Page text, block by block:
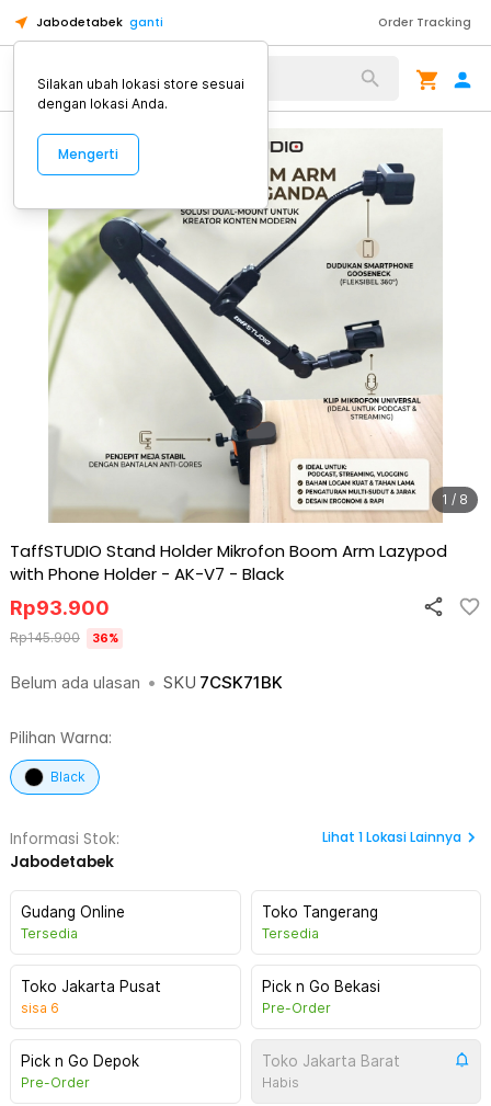
Jabodetabek ganti Order Tracking
Alat Kopi
1 / 8
TaffSTUDIO Stand Holder Mikrofon Boom Arm Lazypod
with Phone Holder - AK-V7 - Black
Belum ada ulasan • SKU 7CSK71BK
Rp93.900
Rp145.900 36%
Pilihan Warna:
Black
Informasi Stok:
Jabodetabek
Lihat 1Lokasi Lainnya
Gudang Online
Tersedia
Toko Tangerang
Tersedia
Toko Jakarta Pusat
sisa 6
Pick n Go Bekasi
Pre-Order
Pick n Go Depok
Pre-Order
Toko Jakarta Barat
Habis
Silakan ubah lokasi store sesuai
dengan lokasi Anda.
Mengerti